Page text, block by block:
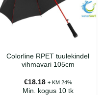
Colorline RPET tuulekindel
vihmavari 105cm
€18.18 + KM 24%
Min. kogus 10 tk